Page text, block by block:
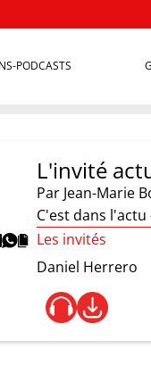
PODCASTS
L'invité
Par Jean-Marie
C'est dans l'actu
Les invités
Daniel Herrero